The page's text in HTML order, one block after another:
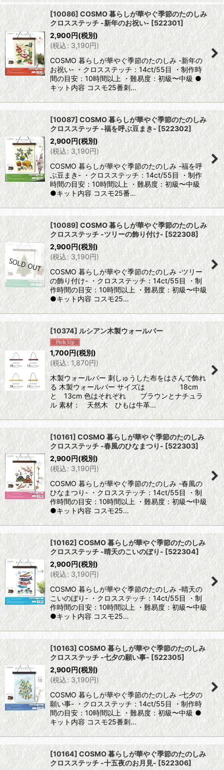
[10086] COSMO 暮らしが華やぐ季節のたのしみ
クロスステッチ -新年のお祝い- [522301]
2,900円(税別)
(税込: 3,190円)
COSMO 暮らしが華やぐ季節のたのしみ -新年の
お祝い- ・クロスステッチ：14ct/55目 ・制作時
間の目安：10時間以上 ・難易度：初級〜中級 ●
キット内容 コスモ25番刺…
[10087] COSMO 暮らしが華やぐ季節のたのしみ
クロスステッチ -福を呼ぶ豆まき- [522302]
2,900円(税別)
(税込: 3,190円)
COSMO 暮らしが華やぐ季節のたのしみ -福を呼
ぶ豆まき- ・クロスステッチ：14ct/55目 ・制作
時間の目安：10時間以上 ・難易度：初級〜中級
●キット内容 コスモ25番…
[10089] COSMO 暮らしが華やぐ季節のたのしみ
クロスステッチ -ツリーの飾り付け- [522308]
2,900円(税別)
(税込: 3,190円)
COSMO 暮らしが華やぐ季節のたのしみ -ツリー
の飾り付け- ・クロスステッチ：14ct/55目 ・制
作時間の目安：10時間以上 ・難易度：初級〜中級
●キット内容 コスモ25…
[10374] ルシアン木製ウォールバー
1,700円(税別)
(税込: 1,870円)
木製ウォールバー 刺しゅうした布をはさんで飾れ
る 木製ウォールバー サイズは 18cm
と 13cm 色はそれぞれ ブラウンとナチュラ
ル 素材： 天然木 ひもは牛革…
[10161] COSMO 暮らしが華やぐ季節のたのしみ
クロスステッチ -春風のひなまつり- [522303]
2,900円(税別)
(税込: 3,190円)
COSMO 暮らしが華やぐ季節のたのしみ -春風の
ひなまつり- ・クロスステッチ：14ct/55目 ・制
作時間の目安：10時間以上 ・難易度：初級〜中級
●キット内容 コスモ25…
[10162] COSMO 暮らしが華やぐ季節のたのしみ
クロスステッチ -晴天のこいのぼり- [522304]
2,900円(税別)
(税込: 3,190円)
COSMO 暮らしが華やぐ季節のたのしみ -晴天の
こいのぼり- ・クロスステッチ：14ct/55目 ・制
作時間の目安：10時間以上 ・難易度：初級〜中級
●キット内容 コスモ25…
[10163] COSMO 暮らしが華やぐ季節のたのしみ
クロスステッチ -七夕の願い事-[522305]
2,900円(税別)
(税込: 3,190円)
COSMO 暮らしが華やぐ季節のたのしみ -七夕の
願い事- ・クロスステッチ：14ct/55目 ・制作時
間の目安：10時間以上 ・難易度：初級〜中級 ●
キット内容 コスモ25番刺…
[10164] COSMO 暮らしが華やぐ季節のたのしみ
クロスステッチ -十五夜のお月見- [522306]